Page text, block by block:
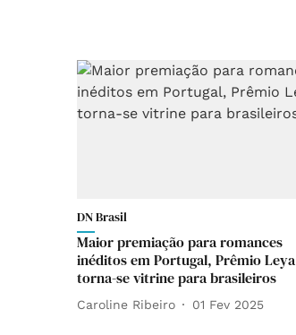
DN Brasil
Maior premiação para romances
inéditos em Portugal, Prêmio Leya
torna-se vitrine para brasileiros
Caroline Ribeiro 01 Fev 2025